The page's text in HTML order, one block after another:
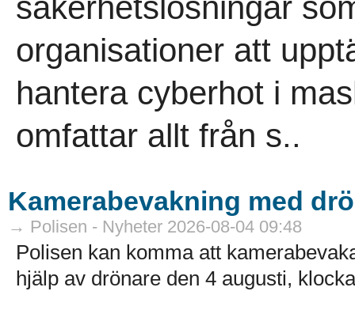
säkerhetslösningar
organisationer att
hantera cyberhot i
omfattar allt från s..
Kamerabevakning med
→ Polisen - Nyheter 2026-08-04 09:48
Polisen kan komma att
hjälp av drönare den 4 augusti,